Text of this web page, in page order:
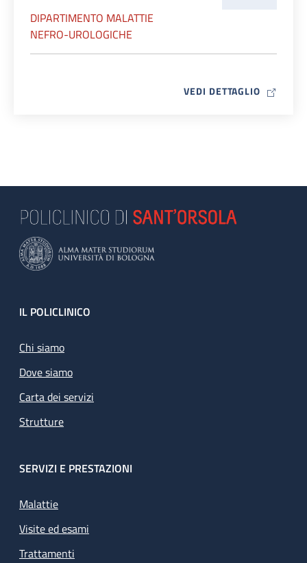
DIPARTIMENTO MALATTIE
NEFRO-UROLOGICHE
VEDI DETTAGLIO MAP ICON
Footer
IL POLICLINICO
Chi siamo
Dove siamo
Carta dei servizi
Strutture
SERVIZI E PRESTAZIONI
Malattie
Visite ed esami
Trattamenti